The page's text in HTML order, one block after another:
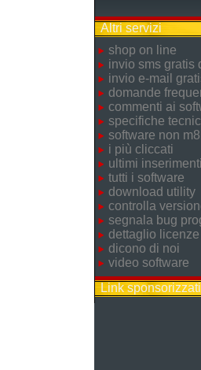
Altri servizi
shop on line
invio sms gratis
invio e-mail
domande
commenti ai
specifiche
software non
i più cliccati
ultimi inserimenti
tutti i software
download utility
controlla
segnala bug
dettaglio licenze
dicono di noi
video software
Link sponsorizzati